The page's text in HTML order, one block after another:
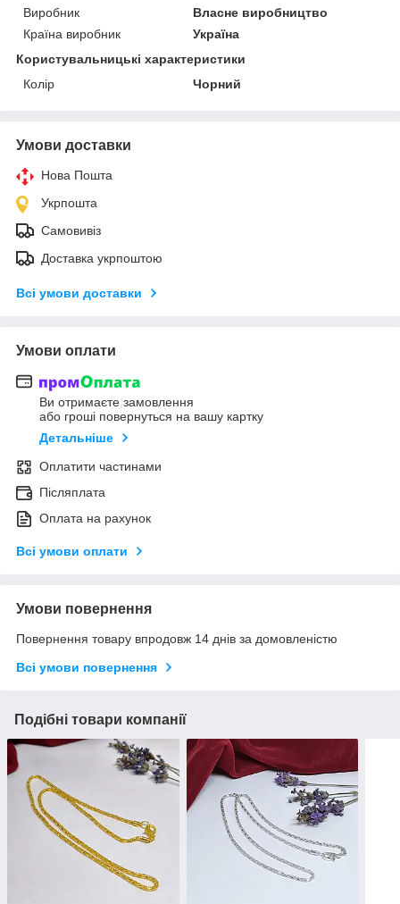
Виробник
Власне виробництво
Країна виробник
Україна
Користувальницькі характеристики
Колір
Чорний
Умови доставки
Нова Пошта
Укрпошта
Самовивіз
Доставка укрпоштою
Всі умови доставки
Умови оплати
Ви отримаєте замовлення
або гроші повернуться на вашу картку
Детальніше
Оплатити частинами
Післяплата
Оплата на рахунок
Всі умови оплати
Умови повернення
Повернення товару впродовж 14 днів за домовленістю
Всі умови повернення
Подібні товари компанії